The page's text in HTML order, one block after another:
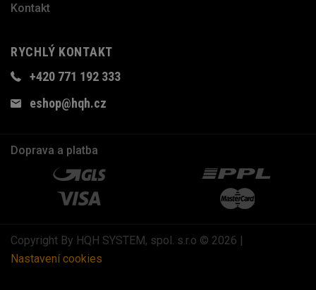
Kontakt
RYCHLÝ KONTAKT
+420 771 192 333
eshop@hqh.cz
Doprava a platba
Copyright By HQH SYSTEM, spol. s.r.o © 2026 |
Nastavení cookies